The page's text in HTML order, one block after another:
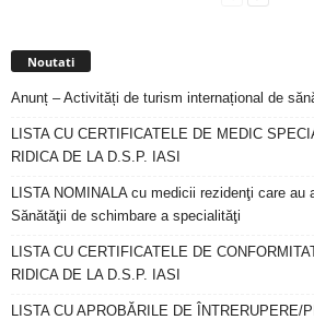
Noutati
Anunț – Activități de turism internațional de
LISTA CU CERTIFICATELE DE MEDIC
RIDICA DE LA D.S.P. IASI
LISTA NOMINALA cu medicii rezidenţi care au
Sănătăţii de schimbare a specialităţi
LISTA CU CERTIFICATELE DE
RIDICA DE LA D.S.P. IASI
LISTA CU APROBĂRILE DE ÎNTRERUPERE/